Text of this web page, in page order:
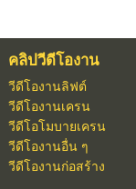
คลิปวีดีโองาน
วีดีโองานลิฟต์
วีดีโองานเครน
วีดีโอโมบายเครน
วีดีโองานอื่น ๆ
วีดีโองานก่อสร้าง